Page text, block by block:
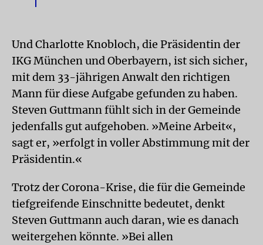
Und Charlotte Knobloch, die Präsidentin der
IKG München und Oberbayern, ist sich sicher,
mit dem 33-jährigen Anwalt den richtigen
Mann für diese Aufgabe gefunden zu haben.
Steven Guttmann fühlt sich in der Gemeinde
jedenfalls gut aufgehoben. »Meine Arbeit«,
sagt er, »erfolgt in voller Abstimmung mit der
Präsidentin.«
Trotz der Corona-Krise, die für die Gemeinde
tiefgreifende Einschnitte bedeutet, denkt
Steven Guttmann auch daran, wie es danach
weitergehen könnte. »Bei allen